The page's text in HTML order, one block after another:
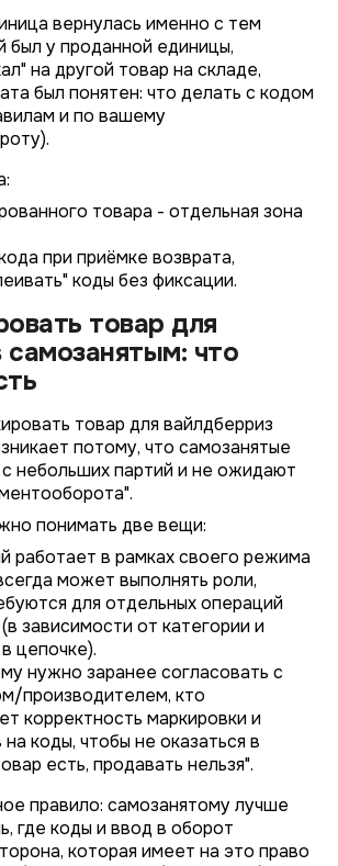
вернулась именно с тем
был у проданной единицы,
на другой товар на складе,
был понятен: что делать с кодом
и по вашему
товара - отдельная зона
при приёмке возврата,
коды без фиксации.
товар для
что
товар для вайлдберриз
потому, что самозанятые
небольших партий и не ожидают
понимать две вещи:
работает в рамках своего режима
может выполнять роли,
для отдельных операций
зависимости от категории и
цепочке).
нужно заранее согласовать с
производителем, кто
корректность маркировки и
коды, чтобы не оказаться в
есть, продавать нельзя".
правило: самозанятому лучше
где коды и ввод в оборот
которая имеет на это право